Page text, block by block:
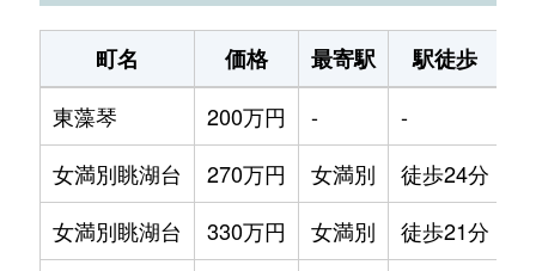
町名 価格 最寄駅 駅徒歩
東藻琴
200万円 - -
女満別眺湖台
270万円 女満別 徒歩24分
女満別眺湖台
330万円 女満別 徒歩21分